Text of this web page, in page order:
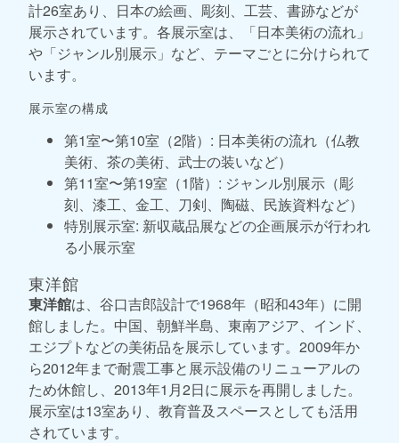
計26室あり、日本の絵画、彫刻、工芸、書跡などが
展示されています。各展示室は、「日本美術の流れ」
や「ジャンル別展示」など、テーマごとに分けられて
います。
展示室の構成
第1室〜第10室（2階）: 日本美術の流れ（仏教
美術、茶の美術、武士の装いなど）
第11室〜第19室（1階）: ジャンル別展示（彫
刻、漆工、金工、刀剣、陶磁、民族資料など）
特別展示室: 新収蔵品展などの企画展示が行われ
る小展示室
東洋館
東洋館は、谷口吉郎設計で1968年（昭和43年）に開
館しました。中国、朝鮮半島、東南アジア、インド、
エジプトなどの美術品を展示しています。2009年か
ら2012年まで耐震工事と展示設備のリニューアルの
ため休館し、2013年1月2日に展示を再開しました。
展示室は13室あり、教育普及スペースとしても活用
されています。